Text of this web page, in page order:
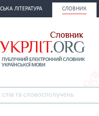
ЛІТЕРАТУРА СЛОВНИК